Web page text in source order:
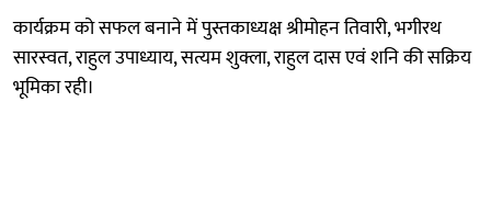
कार्यक्रम को सफल बनाने में पुस्तकाध्यक्ष श्रीमोहन तिवारी, भगीरथ
सारस्वत, राहुल उपाध्याय, सत्यम शुक्ला, राहुल दास एवं शनि की सक्रिय
भूमिका रही।